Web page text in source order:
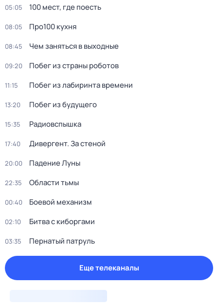
05:05 100 мест, где поесть
08:05 Про100 кухня
08:45 Чем заняться в выходные
09:20 Побег из страны роботов
11:15 Побег из лабиринта времени
13:20 Побег из будущего
15:35 Радиовспышка
17:40 Дивергент. За стеной
20:00 Падение Луны
22:35 Области тьмы
00:40 Боевой механизм
02:10 Битва с киборгами
03:35 Пернатый патруль
Еще телеканалы